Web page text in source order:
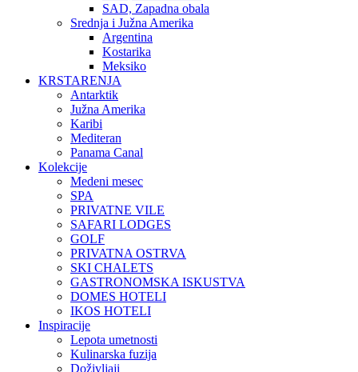
SAD, Zapadna obala
Srednja i Južna Amerika
Argentina
Kostarika
Meksiko
KRSTARENJA
Antarktik
Južna Amerika
Karibi
Mediteran
Panama Canal
Kolekcije
Medeni mesec
SPA
PRIVATNE VILE
SAFARI LODGES
GOLF
PRIVATNA OSTRVA
SKI CHALETS
GASTRONOMSKA ISKUSTVA
DOMES HOTELI
IKOS HOTELI
Inspiracije
Lepota umetnosti
Kulinarska fuzija
Doživljaji